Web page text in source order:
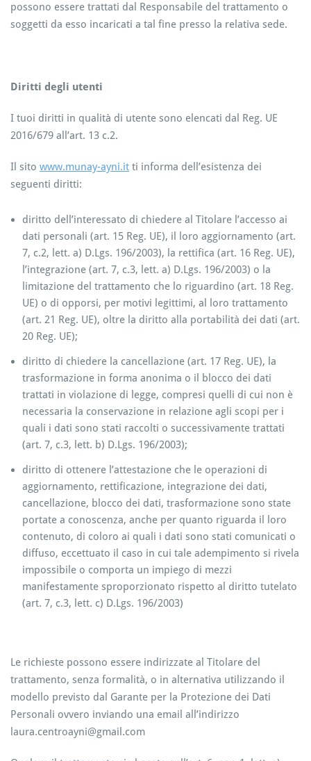
possono essere trattati dal Responsabile del trattamento o
soggetti da esso incaricati a tal fine presso la relativa sede.
Diritti degli utenti
I tuoi diritti in qualità di utente sono elencati dal Reg. UE
2016/679 all’art. 13 c.2.
Il sito www.munay-ayni.it ti informa dell’esistenza dei
seguenti diritti:
diritto dell’interessato di chiedere al Titolare l’accesso ai
dati personali (art. 15 Reg. UE), il loro aggiornamento (art.
7, c.2, lett. a) D.Lgs. 196/2003), la rettifica (art. 16 Reg. UE),
l’integrazione (art. 7, c.3, lett. a) D.Lgs. 196/2003) o la
limitazione del trattamento che lo riguardino (art. 18 Reg.
UE) o di opporsi, per motivi legittimi, al loro trattamento
(art. 21 Reg. UE), oltre la diritto alla portabilità dei dati (art.
20 Reg. UE);
diritto di chiedere la cancellazione (art. 17 Reg. UE), la
trasformazione in forma anonima o il blocco dei dati
trattati in violazione di legge, compresi quelli di cui non è
necessaria la conservazione in relazione agli scopi per i
quali i dati sono stati raccolti o successivamente trattati
(art. 7, c.3, lett. b) D.Lgs. 196/2003);
diritto di ottenere l’attestazione che le operazioni di
aggiornamento, rettificazione, integrazione dei dati,
cancellazione, blocco dei dati, trasformazione sono state
portate a conoscenza, anche per quanto riguarda il loro
contenuto, di coloro ai quali i dati sono stati comunicati o
diffuso, eccettuato il caso in cui tale adempimento si rivela
impossibile o comporta un impiego di mezzi
manifestamente sproporzionato rispetto al diritto tutelato
(art. 7, c.3, lett. c) D.Lgs. 196/2003)
Le richieste possono essere indirizzate al Titolare del
trattamento, senza formalità, o in alternativa utilizzando il
modello previsto dal Garante per la Protezione dei Dati
Personali ovvero inviando una email all’indirizzo
laura.centroayni@gmail.com